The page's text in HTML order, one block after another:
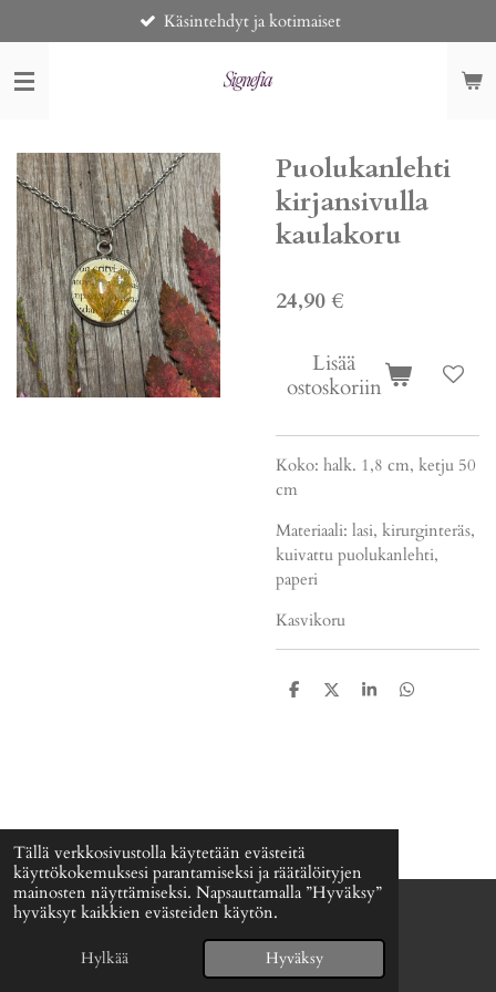
Tällä verkkosivustolla käytetään evästeitä
käyttökokemuksesi parantamiseksi ja räätälöityjen
mainosten näyttämiseksi. Napsauttamalla ”Hyväksy”
hyväksyt kaikkien evästeiden käytön.
Hylkää Hyväksy
pääsisältöön
Käsintehdyt ja kotimaiset
Puolukanlehti
kirjansivulla
kaulakoru
24,90 €
Lisää
ostoskoriin
Koko: halk. 1,8 cm, ketju 50
cm
Materiaali: lasi, kirurginteräs,
kuivattu puolukanlehti,
paperi
Kasvikoru
J
J
J
J
© 2024 - 2026 Signefia
Palvelun tarjoaaWebador